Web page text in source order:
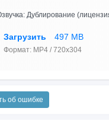
Дублирование
Загрузить 497 MB
Формат: MP4 / 720x304
об ошибке